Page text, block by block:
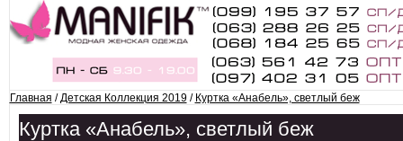
Главная /Детская Коллекция 2019/ Куртка «Анабель», светлый беж
Куртка «Анабель», светлый беж